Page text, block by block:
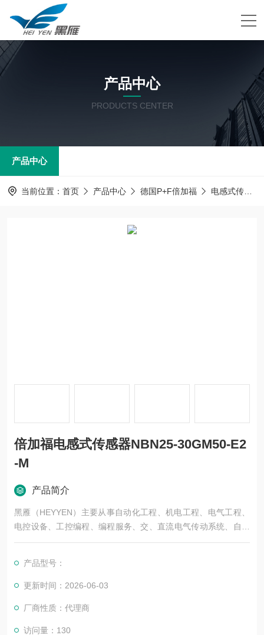
产品中心
PRODUCTS CENTER
产品中心
当前位置： 首页 产品中心 德国P+F倍加福 电感式传感器
倍加福电感式传感器NBN25-30GM50-E2
-M
产品简介
黑雁（HEYYEN）主要从事自动化工程、机电工程、电气工程、
电控设备、工控编程、编程服务、交、直流电气传动系统、自动
化控制系统及其装置的研究与服务，不但可以独立承包工程项
代化电控设备。
服务行业涉及冶金、石油、化工、纺织、食品、电力、环保、印
倍加福电感式传感器NBN25-30GM50-E2-M
产品型号：
更新时间：2026-06-03
厂商性质：代理商
访问量：130